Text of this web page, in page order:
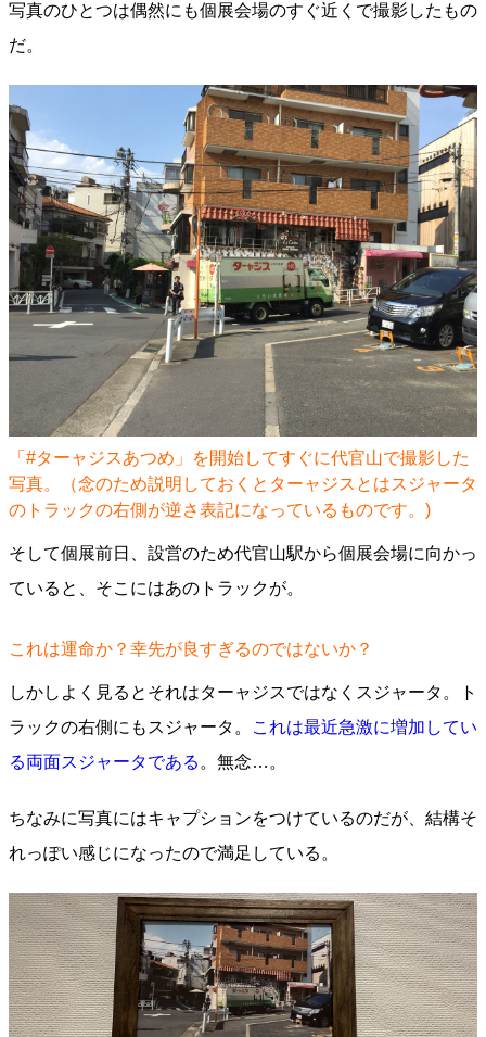
写真のひとつは偶然にも個展会場のすぐ近くで撮影したもの
だ。
「#ターャジスあつめ」を開始してすぐに代官山で撮影した
写真。（念のため説明しておくとターャジスとはスジャータ
のトラックの右側が逆さ表記になっているものです。)
そして個展前日、設営のため代官山駅から個展会場に向かっ
ていると、そこにはあのトラックが。
これは運命か？幸先が良すぎるのではないか？
しかしよく見るとそれはターャジスではなくスジャータ。ト
ラックの右側にもスジャータ。
これは最近急激に増加してい
る両面スジャータである 。無念…。
ちなみに写真にはキャプションをつけているのだが、結構そ
れっぽい感じになったので満足している。